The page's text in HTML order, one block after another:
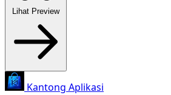
Lihat Preview
Kantong Aplikasi